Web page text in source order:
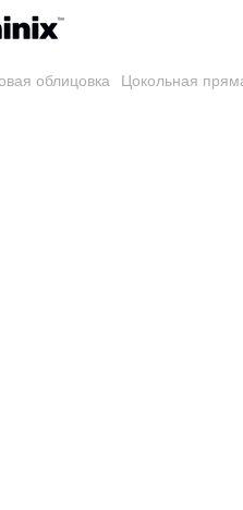
облицовка Цокольная